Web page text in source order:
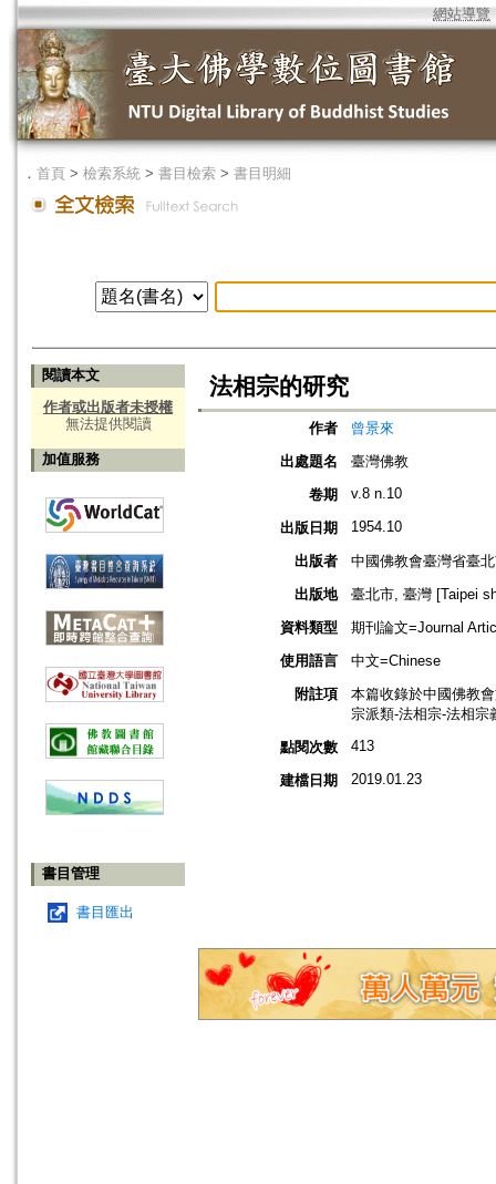
網站導覽
． 首頁 > 檢索系統 > 書目檢索 > 書目明細
閱讀本文
作者或出版者未授權
無法提供閱讀
加值服務
書目管理
書目匯出
法相宗的研究
作者
曾景來
出處題名
臺灣佛教
卷期
v.8 n.10
出版日期 1954.10
出版者
中國佛教會臺灣省臺
出版地
臺北市, 臺灣 [Taipei
資料類型
期刊論文=Journal
使用語言
中文=Chinese
附註項
本篇收錄於中國佛教
宗派類-法相宗-法相宗
點閱次數
413
建檔日期 2019.01.23